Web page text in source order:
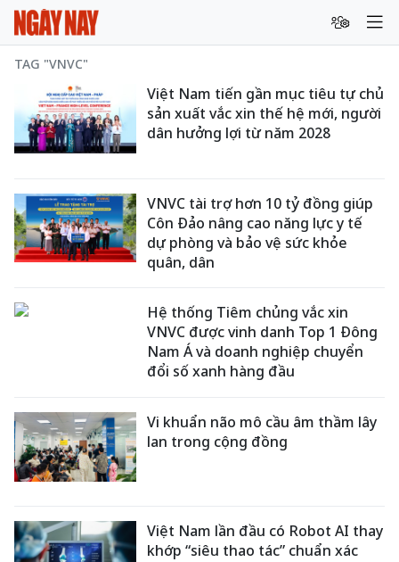
TAG "VNVC"
Việt Nam tiến gần mục tiêu tự chủ
sản xuất vắc xin thế hệ mới, người
dân hưởng lợi từ năm 2028
VNVC tài trợ hơn 10 tỷ đồng giúp
Côn Đảo nâng cao năng lực y tế
dự phòng và bảo vệ sức khỏe
quân, dân
Hệ thống Tiêm chủng vắc xin
VNVC được vinh danh Top 1 Đông
Nam Á và doanh nghiệp chuyển
đổi số xanh hàng đầu
Vi khuẩn não mô cầu âm thầm lây
lan trong cộng đồng
Việt Nam lần đầu có Robot AI thay
khớp “siêu thao tác” chuẩn xác